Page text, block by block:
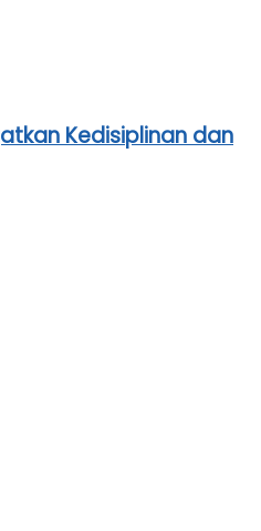
Kedisiplinan dan